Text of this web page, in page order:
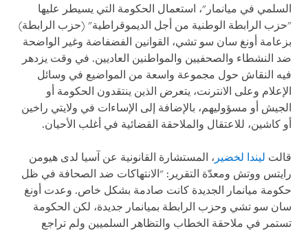
السلمي في ميانمار"، استعمال الحكومة التي يسيطر عليها
"حزب الرابطة الوطنية من أجل الديموقراطية" (حزب الرابطة)
بزعامة أونغ سان سو تشي، القوانين الفضفاضة وغير الواضحة
ضد النشطاء والصحفيين والمواطنين العاديين. في وقت يزدهر
فيه النقاش حول مجموعة واسعة من المواضيع في وسائل
الإعلام وعلى الانترنت، يتعرض الذين ينتقدون الحكومة أو
الجيش أو مسؤوليهم، بالإضافة إلى الإساءات في ولايتي راخين
أو كاشين، للاعتقال والملاحقة القضائية في أغلب الأحيان.
قالت ليندا لخضير ، المستشارة القانونية عن آسيا لدى هيومن
رايتس ووتش ومعدّة التقرير: "الانتهاكات ضد الصحافة في ظل
حكومة ميانمار الجديدة كانت صادمة بشكل خاص. وعدت أونغ
سان سو تشي وحزب الرابطة بميانمار جديدة، لكن الحكومة
تستمر في ملاحقة الخطاب والتظاهر السلميين ولم تراجع